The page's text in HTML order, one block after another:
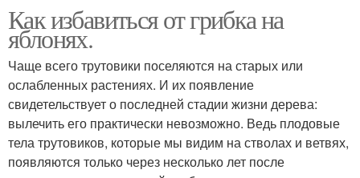
Как избавиться от грибка на
яблонях.
Чаще всего трутовики поселяются на старых или
ослабленных растениях. И их появление
свидетельствует о последней стадии жизни дерева:
вылечить его практически невозможно. Ведь плодовые
тела трутовиков, которые мы видим на стволах и ветвях,
появляются только через несколько лет после